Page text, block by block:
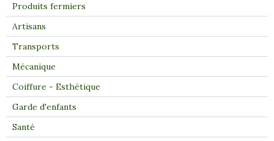
Produits fermiers
Artisans
Transports
Mécanique
Coiffure - Esthétique
Garde d'enfants
Santé